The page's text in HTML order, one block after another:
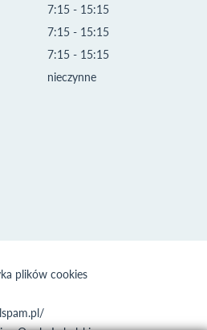
7:15 - 15:15
7:15 - 15:15
7:15 - 15:15
nieczynne
plików cookies